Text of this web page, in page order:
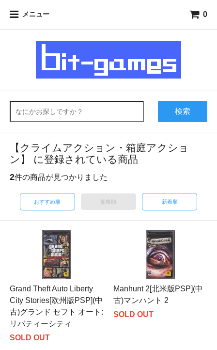
メニュー 0
検索
【クライムアクション・箱庭アクショ
ン】 に登録されている商品
2件の商品が見つかりました
おすすめ順 価格順 新着順
Grand Theft Auto Liberty
City Stories[欧州版PSP](中
古)グランド セフト オート:
リバティーシティ
SOLD OUT
Manhunt 2[北米版PSP](中
古)マンハント 2
SOLD OUT